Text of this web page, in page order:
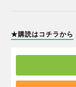
★購読はコチラから